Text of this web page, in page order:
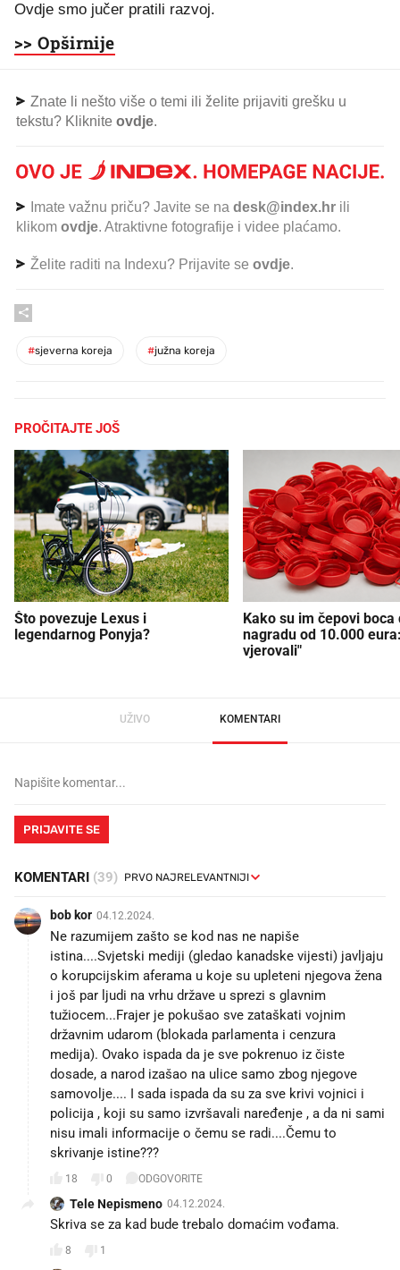
Ovdje smo jučer pratili razvoj.
>> Opširnije
Znate li nešto više o temi ili želite prijaviti grešku u
tekstu? Kliknite ovdje.
Imate važnu priču? Javite se na desk@index.hr ili
klikom ovdje. Atraktivne fotografije i videe plaćamo.
Želite raditi na Indexu? Prijavite se ovdje.
#sjeverna koreja #južna koreja
PROČITAJTE JOŠ
Što povezuje Lexus i
legendarnog Ponyja?
Kako su im čepovi boca
nagradu od 10.000
vjerovali"
UŽIVO KOMENTARI
PRIJAVITE SE
KOMENTARI (39)
bob kor 04.12.2024.
Ne razumijem zašto se kod nas ne napiše
istina....Svjetski mediji (gledao kanadske vijesti) javljaju
o korupcijskim aferama u koje su upleteni njegova žena
i još par ljudi na vrhu države u sprezi s glavnim
tužiocem...Frajer je pokušao sve zataškati vojnim
državnim udarom (blokada parlamenta i cenzura
medija). Ovako ispada da je sve pokrenuo iz čiste
dosade, a narod izašao na ulice samo zbog njegove
samovolje.... I sada ispada da su za sve krivi vojnici i
policija , koji su samo izvršavali naređenje , a da ni sami
nisu imali informacije o čemu se radi....Čemu to
skrivanje istine???
18 0 ODGOVORITE
Tele Nepismeno 04.12.2024.
Skriva se za kad bude trebalo domaćim vođama.
8 1